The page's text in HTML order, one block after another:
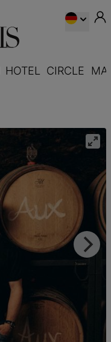
HOTEL CIRCLE